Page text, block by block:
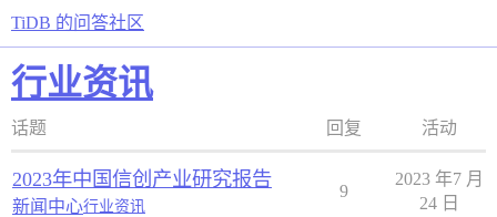
TiDB 的问答社区
行业资讯
话题 回复 活动
2023年中国信创产业研究报告
新闻中心行业资讯
9
2023 年7 月
24 日